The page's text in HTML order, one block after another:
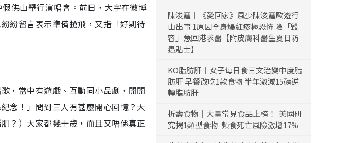
佛山舉行演唱會。前日，大宇在微博
紛留言表示準備搶飛，又指「好期待
，當中有遊戲、互動同小品劇，開開
念！」問到三人有甚麼開心回憶？大
？）大家都幾十歲，而且又唔係真正
陳浚霆｜《愛回家》風少陳浚霆歐遊行
山出事 1原因全身爆紅疹極恐怖 險「毀
容」急回港求醫【附皮膚科醫生夏日防
蟲貼士】
KO脂肪肝｜女子每日食三文治變中度脂
肪肝 早餐改吃1款食物 半年激減15磅逆
轉脂肪肝
折壽食物｜大量常見食品上榜！ 美國研
究揭1類型食物 頻食死亡風險激增17%